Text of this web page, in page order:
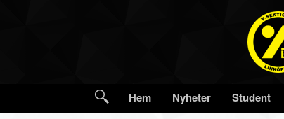
Hem Nyheter Student